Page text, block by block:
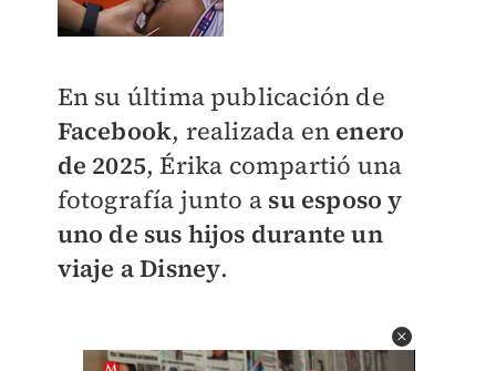
En su última publicación de
Facebook, realizada en enero
de 2025, Érika compartió una
fotografía junto a su esposo y
uno de sus hijos durante un
viaje a Disney.